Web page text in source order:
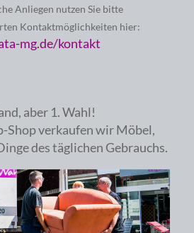
Anliegen nutzen Sie bitte
Kontaktmöglichkeiten hier:
mg.de/kontakt
aber 1. Wahl!
Shop verkaufen wir Möbel,
des täglichen Gebrauchs.